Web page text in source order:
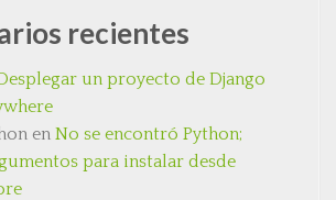
recientes
un proyecto de Django
en No se encontró Python;
para instalar desde